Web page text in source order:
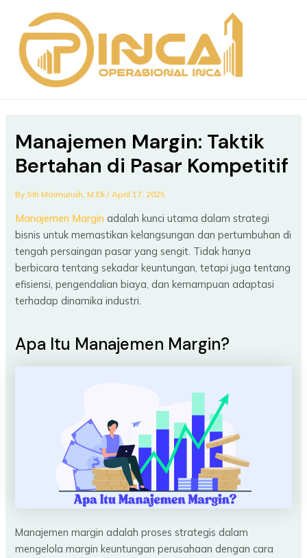
content
Manajemen Margin: Taktik
Bertahan di Pasar Kompetitif
BySiti Maimunah, M.Ek/April 17, 2025
Manajemen Margin adalah kunci utama dalam strategi
bisnis untuk memastikan kelangsungan dan pertumbuhan di
tengah persaingan pasar yang sengit. Tidak hanya
berbicara tentang sekadar keuntungan, tetapi juga tentang
efisiensi, pengendalian biaya, dan kemampuan adaptasi
terhadap dinamika industri.
Apa Itu Manajemen Margin?
Manajemen margin adalah proses strategis dalam
mengelola margin keuntungan perusahaan dengan cara
navigation